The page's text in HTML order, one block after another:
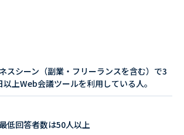
スシーン（副業・フリーランスを含む）で3
上Web会議ツールを利用している人。
低回答者数は50人以上